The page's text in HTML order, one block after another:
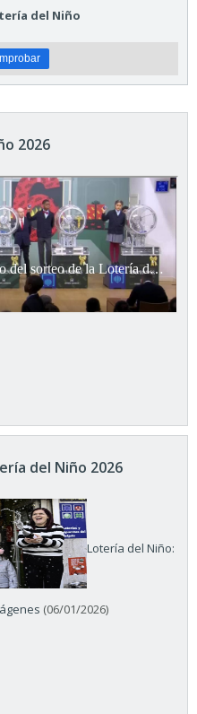
del Niño
2026
del Niño 2026
Lotería del Niño:
(06/01/2026)